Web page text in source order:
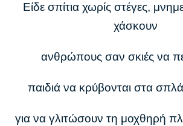
Είδε σπίτια χωρίς στέγες,
χάσκουν
ανθρώπους σαν σκιές να
παιδιά να κρύβονται στα
για να γλιτώσουν τη μοχθηρή